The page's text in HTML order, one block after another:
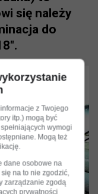
się należy
do
z Twojego
itp.) mogą być
wymogi
Mogą też
dane osobowe na
na to nie zgodzić,
zarządzanie zgodą
prywatności